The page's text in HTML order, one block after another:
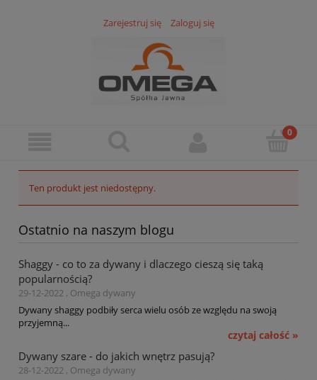
Zarejestruj się Zaloguj się
Ten produkt jest niedostępny.
Ostatnio na naszym blogu
Shaggy - co to za dywany i dlaczego cieszą się taką
popularnością?
29-12-2022 , Omega dywany
Dywany shaggy podbiły serca wielu osób ze względu na swoją
przyjemną...
czytaj całość »
Dywany szare - do jakich wnętrz pasują?
28-12-2022 , Omega dywany